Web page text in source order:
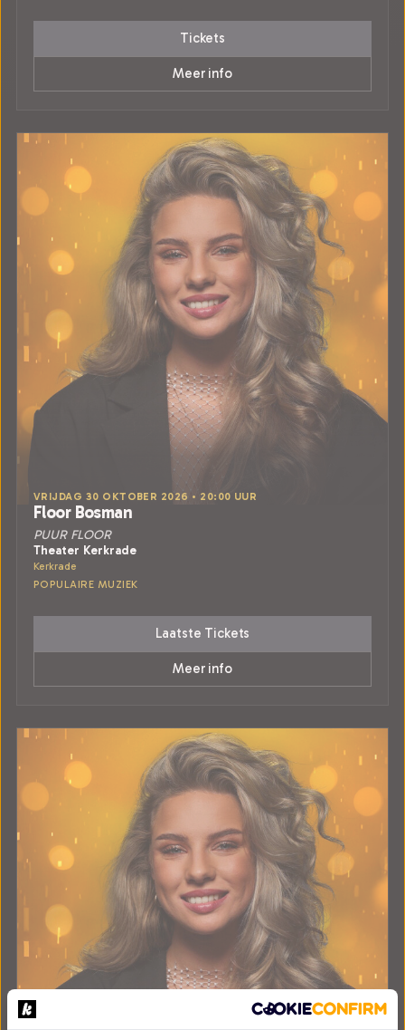
Tickets
Meer info
VRIJDAG 30 OKTOBER 2026 • 20:00 UUR
Floor Bosman
PUUR FLOOR
Theater Kerkrade
Kerkrade
POPULAIRE MUZIEK
Laatste Tickets
Meer info